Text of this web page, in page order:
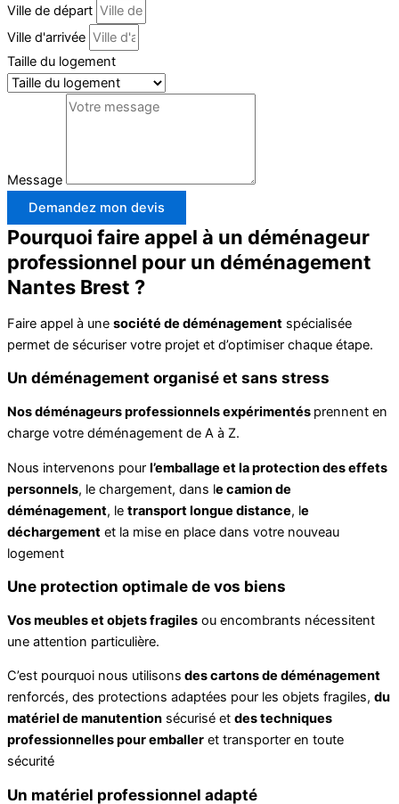
Ville de départ
Ville d'arrivée
Taille du logement
Message
Demandez mon devis
Pourquoi faire appel à un déménageur
professionnel pour un déménagement
Nantes Brest ?
Faire appel à une société de déménagement spécialisée
permet de sécuriser votre projet et d’optimiser chaque étape.
Un déménagement organisé et sans stress
Nos déménageurs professionnels expérimentés prennent en
charge votre déménagement de A à Z.
Nous intervenons pour l’emballage et la protection des effets
personnels, le chargement, dans le camion de
déménagement, le transport longue distance, le
déchargement et la mise en place dans votre nouveau
logement
Une protection optimale de vos biens
Vos meubles et objets fragiles ou encombrants nécessitent
une attention particulière.
C’est pourquoi nous utilisons des cartons de déménagement
renforcés, des protections adaptées pour les objets fragiles, du
matériel de manutention sécurisé et des techniques
professionnelles pour emballer et transporter en toute
sécurité
Un matériel professionnel adapté